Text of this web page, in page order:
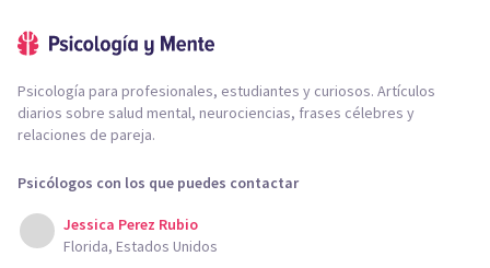
Psicología para profesionales, estudiantes y curiosos. Artículos
diarios sobre salud mental, neurociencias, frases célebres y
relaciones de pareja.
Psicólogos con los que puedes contactar
Jessica Perez Rubio
Florida, Estados Unidos